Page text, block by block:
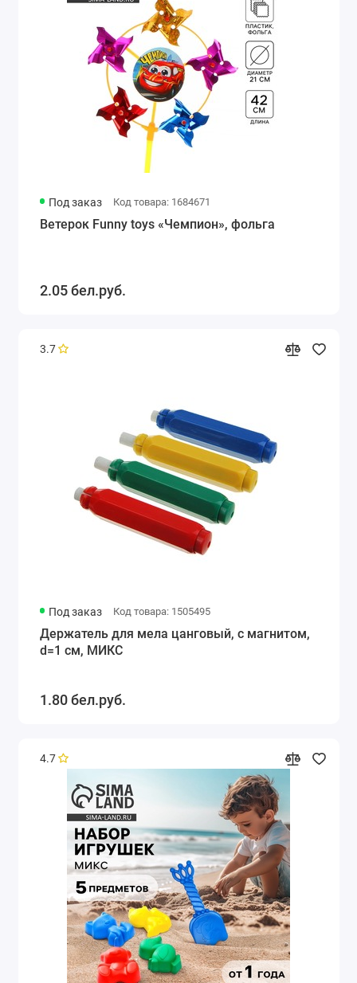
Под заказ Код товара: 1684671
Ветерок Funny toys «Чемпион», фольга
2.05 бел.руб.
3.7
Под заказ Код товара: 1505495
Держатель для мела цанговый, с магнитом,
d=1 см, МИКС
1.80 бел.руб.
4.7